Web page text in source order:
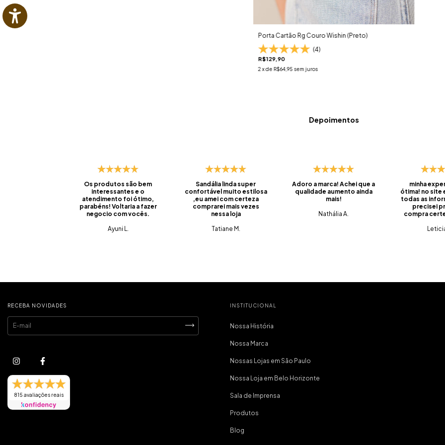
Porta Cartão Rg Couro Wishin (Preto)
(4)
R$129,90
2 x de R$64,95 sem juros
Depoimentos
Os produtos são bem
interessantes e o
atendimento foi ótimo,
parabéns! Voltaria a fazer
negocio com vocês.
Ayuni L.
Sandália linda super
confortável muito estilosa
,eu amei com certeza
comprarei mais vezes
nessa loja
Tatiane M.
Adoro a marca! Achei que a
qualidade aumento ainda
mais!
Nathália A.
minha
ótima! no site
todas as
precisei
compra
do prazo,
tudo muito
compra e
RECEBA NOVIDADES
815 avaliações reais
INSTITUCIONAL
Nossa História
Nossa Marca
Nossas Lojas em São Paulo
Nossa Loja em Belo Horizonte
Sala de Imprensa
Produtos
Blog